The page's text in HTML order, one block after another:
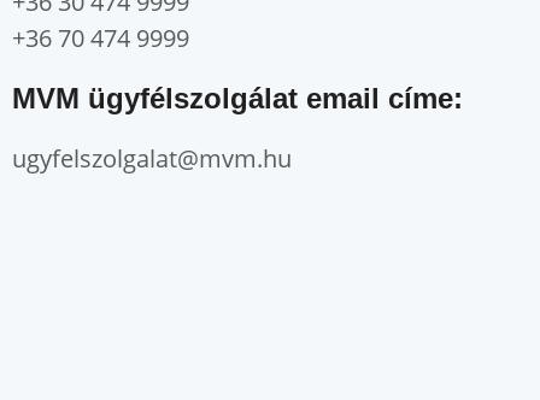
+36 70 474 9999
MVM ügyfélszolgálat email címe:
ugyfelszolgalat@mvm.hu